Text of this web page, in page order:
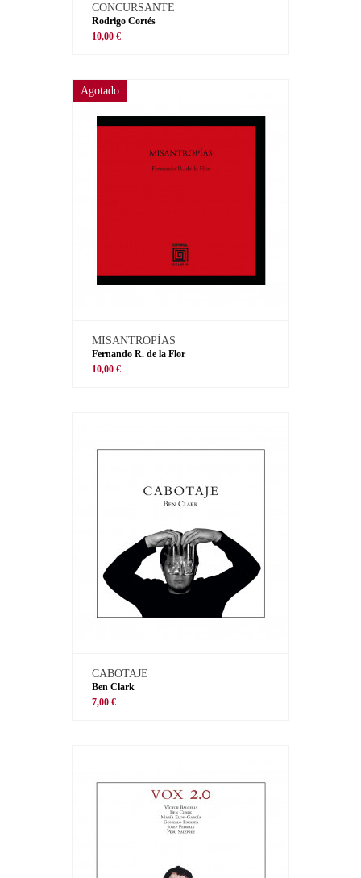
CONCURSANTE
Rodrigo Cortés
10,00 €
Agotado
MISANTROPÍAS
Fernando R. de la Flor
10,00 €
CABOTAJE
Ben Clark
7,00 €